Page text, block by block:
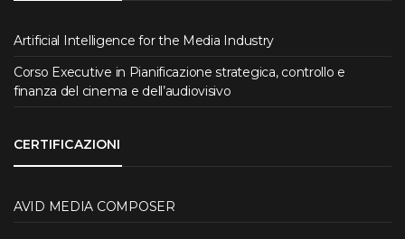
Artificial Intelligence for the Media Industry
Corso Executive in Pianificazione strategica, controllo e
finanza del cinema e dell’audiovisivo
CERTIFICAZIONI
AVID MEDIA COMPOSER